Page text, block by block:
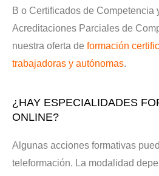
B o Certificados de Competencia
Acreditaciones Parciales de
nuestra oferta de formación
trabajadoras y autónomas.
¿HAY ESPECIALIDADES
ONLINE?
Algunas acciones formativas
teleformación. La modalidad